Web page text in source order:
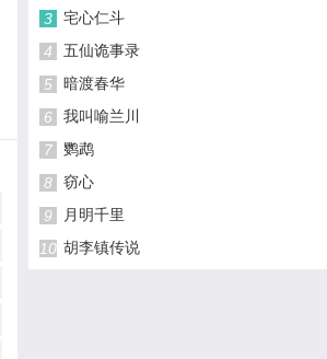
3
宅心仁斗
4
五仙诡事录
5
暗渡春华
6
我叫喻兰川
7
鹦鹉
8
窃心
9
月明千里
10 胡李镇传说